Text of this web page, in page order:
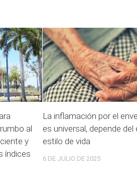
al
y
índices
La inflamación por el
es universal, depende
estilo de vida
6 DE JULIO DE 2025